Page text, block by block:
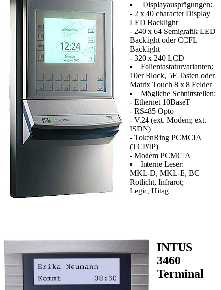
Displayausprägungen:
- 2 x 40 character Display
LED Backlight
- 240 x 64 Semigrafik LED
Backlight oder CCFL
Backlight
- 320 x 240 LCD
Folientastaturvarianten:
10er Block, 5F Tasten oder
Matrix Touch 8 x 8 Felder
Mögliche Schnittstellen:
- Ethernet 10BaseT
- RS485 Opto
- V.24 (ext. Modem; ext.
ISDN)
- TokenRing PCMCIA
(TCP/IP)
- Modem PCMCIA
Interne Leser:
MKL-D, MKL-E, BC
Rotlicht, Infrarot;
Legic, Hitag
INTUS
3460
Terminal